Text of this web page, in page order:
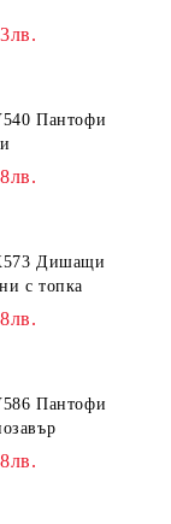
Пантофи
Дишащи
с топка
Пантофи